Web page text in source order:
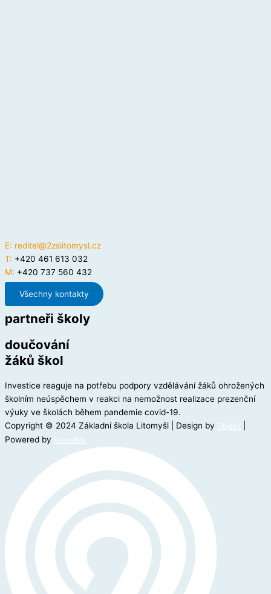
E: reditel@2zslitomysl.cz
T: +420 461 613 032
M: +420 737 560 432
Všechny kontakty
partneři školy
doučování
žáků škol
Investice reaguje na potřebu podpory vzdělávání žáků ohrožených
školním neúspěchem v reakci na nemožnost realizace prezenční
výuky ve školách během pandemie covid-19.
Copyright © 2024 Základní škola Litomyšl | Design by Objevil
Powered by Kupodivu